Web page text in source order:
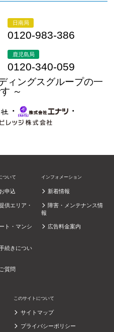
日南局
0120-983-386
鹿児島局
0120-340-059
ィングスグループの一
～
・
・
ついて
申込
供エリア・
ト・マンシ
続きについ
質問
インフォメーション
新着情報
障害・メンテナンス情
報
広告料金案内
このサイトについて
サイトマップ
プライバシーポリシー